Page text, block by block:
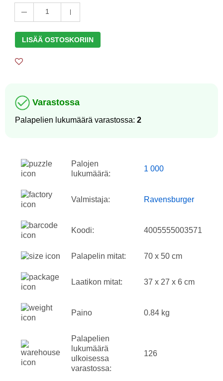
1
LISÄÄ OSTOSKORIIN
Varastossa
Palapelien lukumäärä varastossa: 2
Palojen
lukumäärä:
1 000
Valmistaja: Ravensburger
Koodi: 4005555003571
Palapelin mitat: 70 x 50 cm
Laatikon mitat: 37 x 27 x 6 cm
Paino 0.84 kg
Palapelien
lukumäärä
ulkoisessa
varastossa:
126